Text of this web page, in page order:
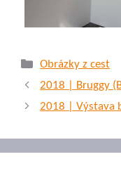
Rubriky
Obrázky z cest
2018 | Bruggy
2018 | Výstava